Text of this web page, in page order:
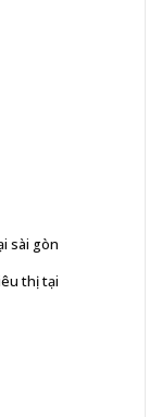
sài gòn
thị tại